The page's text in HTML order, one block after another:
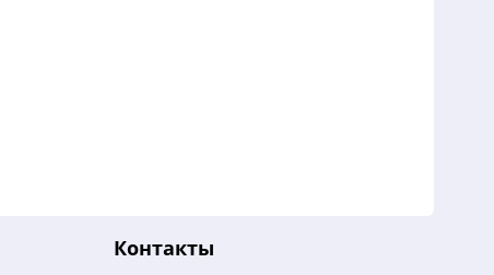
Контакты